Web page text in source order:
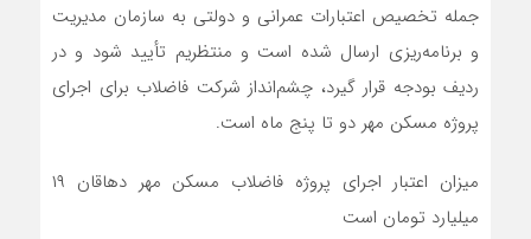
جمله تخصیص اعتبارات عمرانی و دولتی به سازمان مدیریت
و برنامه‌ریزی ارسال شده است و منتظریم تأیید شود و در
ردیف بودجه قرار گیرد، چشم‌انداز شرکت فاضلاب برای اجرای
پروژه مسکن مهر دو تا پنج ماه است.
میزان اعتبار اجرای پروژه فاضلاب مسکن مهر دهاقان ۱۹
میلیارد تومان است